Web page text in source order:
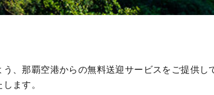
、那覇空港からの無料送迎サービスをご提供し
ます。